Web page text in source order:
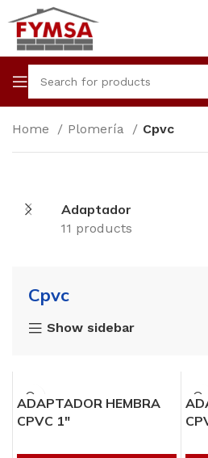
Home Plomería Cpvc
Adaptador
11 products
Cpvc
Show sidebar
ADAPTADOR HEMBRA
CPVC 1″